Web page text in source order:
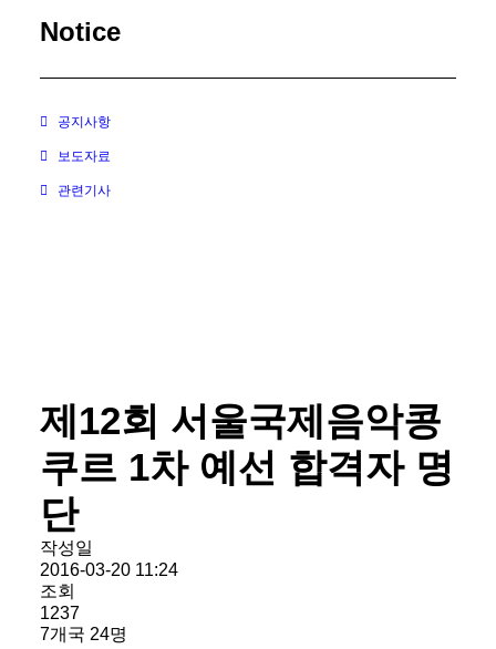
Notice
공지사항
보도자료
관련기사
제12회 서울국제음악콩
쿠르 1차 예선 합격자 명
단
작성일
2016-03-20 11:24
조회
1237
7개국 24명